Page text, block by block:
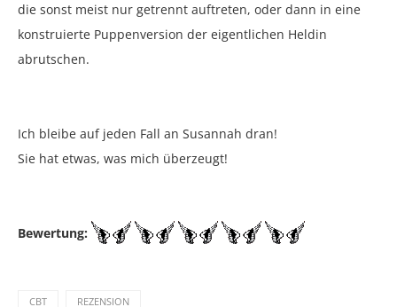
die sonst meist nur getrennt auftreten, oder dann in eine
konstruierte Puppenversion der eigentlichen Heldin
abrutschen.
Ich bleibe auf jeden Fall an Susannah dran!
Sie hat etwas, was mich überzeugt!
Bewertung:
CBT REZENSION